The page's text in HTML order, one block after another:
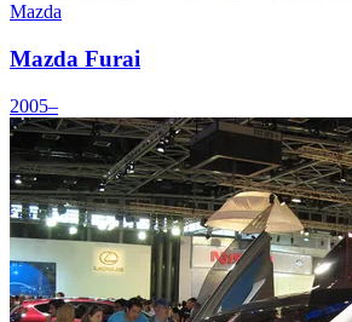
Mazda
Mazda Furai
2005–